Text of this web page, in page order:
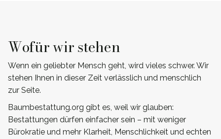
Wofür wir stehen
Wenn ein geliebter Mensch geht, wird vieles schwer. Wir
stehen Ihnen in dieser Zeit verlässlich und menschlich
zur Seite.
Baumbestattung.org gibt es, weil wir glauben:
Bestattungen dürfen einfacher sein – mit weniger
Bürokratie und mehr Klarheit, Menschlichkeit und echten